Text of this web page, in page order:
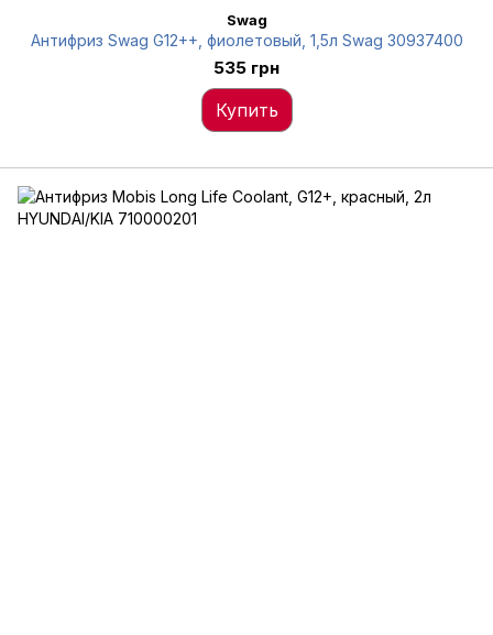
Swag
Антифриз Swag G12++, фиолетовый, 1,5л Swag 30937400
535 грн
Купить